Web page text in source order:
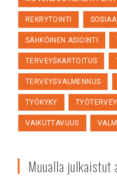
REKRYTOINTI
SÄHKÖINEN ASIOINTI
TERVEYSKARTOITUS
TERVEYSVALMENNUS
TYÖKYKY
VAIKUTTAVUUS
Muualla